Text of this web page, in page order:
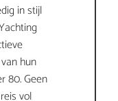
in stijl
hun
80. Geen
vol